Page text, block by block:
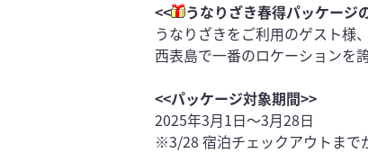
<<
うなりざき春得パッケージ
うなりざきをご利用のゲスト様
西表島で一番のロケーションを
<<パッケージ対象期間>>
2025年3月1日～3月28日
※3/28 宿泊チェックアウトまで